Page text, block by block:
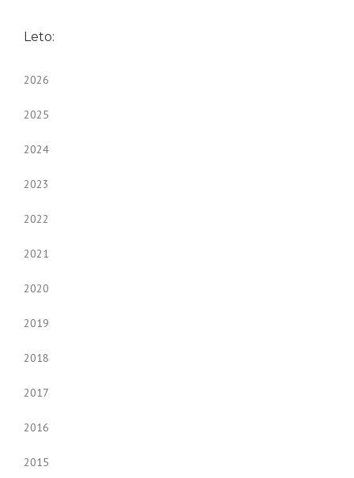
Leto:
2026
2025
2024
2023
2022
2021
2020
2019
2018
2017
2016
2015